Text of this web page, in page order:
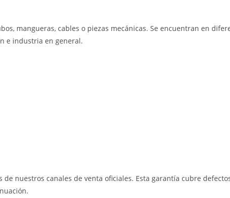
mangueras, cables o piezas mecánicas. Se encuentran en
e industria en general.
nuestros canales de venta oficiales. Esta garantía cubre